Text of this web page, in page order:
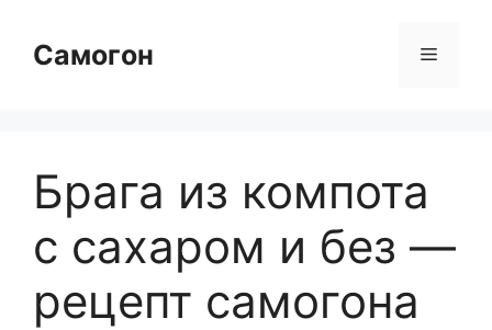
содержимому
Самогон Меню
Брага из компота
с сахаром и без —
рецепт самогона